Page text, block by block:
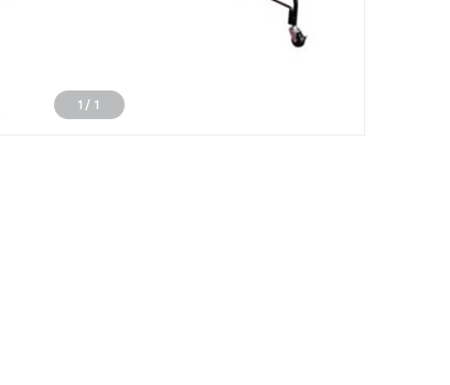
1 / 1